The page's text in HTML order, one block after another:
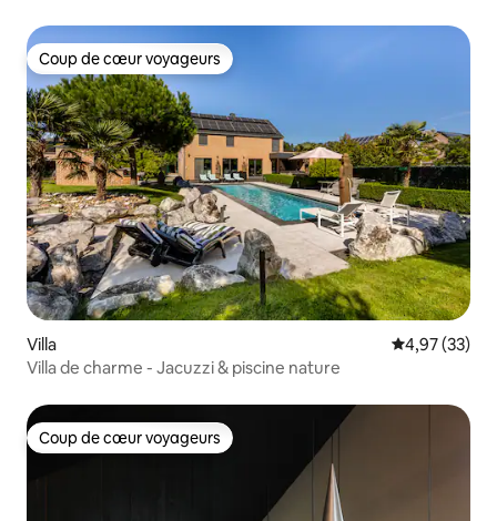
Coup de cœur voyageurs
Coup de cœur voyageurs
Villa Évaluation
4,97 (33)
Villa de charme - Jacuzzi & piscine nature
Coup de cœur voyageurs
Coup de cœur voyageurs